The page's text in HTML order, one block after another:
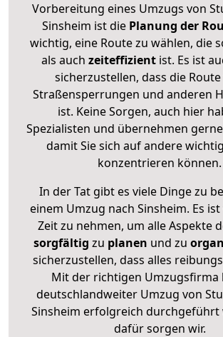
Vorbereitung eines Umzugs von
Sinsheim ist die Planung der
wichtig, eine Route zu wählen, die
als auch zeiteffizientist. Es ist
sicherzustellen, dass die
Straßensperrungen und anderen
ist. Keine Sorgen, auch hier
Spezialisten und übernehmen
damit Sie sich auf andere
konzentrieren können.
In der Tat gibt es viele Dinge zu
einem Umzug nach Sinsheim. Es
Zeit zu nehmen, um alle Aspekte
sorgfältig zu planen und zu
sicherzustellen, dass alles
Mit der richtigen Umzugsfirma
deutschlandweiter Umzug von
Sinsheim erfolgreich durchgeführt
dafür sorgen wir.